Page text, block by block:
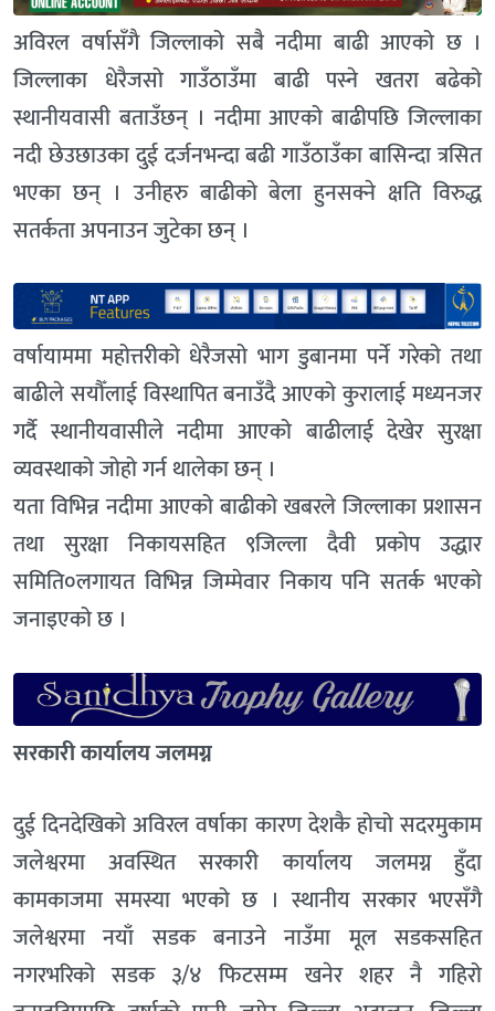
अविरल वर्षासँगै जिल्लाको सबै नदीमा बाढी आएको छ ।
जिल्लाका धेरैजसो गाउँठाउँमा बाढी पस्ने खतरा बढेको
स्थानीयवासी बताउँछन् । नदीमा आएको बाढीपछि जिल्लाका
नदी छेउछाउका दुई दर्जनभन्दा बढी गाउँठाउँका बासिन्दा त्रसित
भएका छन् । उनीहरु बाढीको बेला हुनसक्ने क्षति विरुद्ध
सतर्कता अपनाउन जुटेका छन् ।
वर्षायाममा महोत्तरीको धेरैजसो भाग डुबानमा पर्ने गरेको तथा
बाढीले सयौँलाई विस्थापित बनाउँदै आएको कुरालाई मध्यनजर
गर्दै स्थानीयवासीले नदीमा आएको बाढीलाई देखेर सुरक्षा
व्यवस्थाको जोहो गर्न थालेका छन् ।
यता विभिन्न नदीमा आएको बाढीको खबरले जिल्लाका प्रशासन
तथा सुरक्षा निकायसहित ९जिल्ला दैवी प्रकोप उद्धार
समिति०लगायत विभिन्न जिम्मेवार निकाय पनि सतर्क भएको
जनाइएको छ ।
सरकारी कार्यालय जलमग्न
दुई दिनदेखिको अविरल वर्षाका कारण देशकै होचो सदरमुकाम
जलेश्वरमा अवस्थित सरकारी कार्यालय जलमग्न हुँदा
कामकाजमा समस्या भएको छ । स्थानीय सरकार भएसँगै
जलेश्वरमा नयाँ सडक बनाउने नाउँमा मूल सडकसहित
नगरभरिको सडक ३/४ फिटसम्म खनेर शहर नै गहिरो